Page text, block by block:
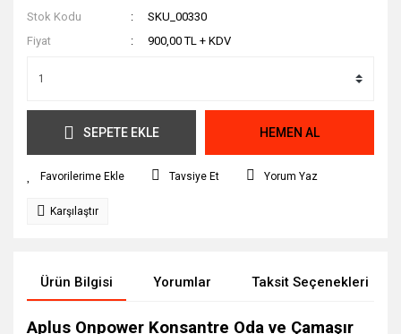
Stok Kodu
SKU_00330
Fiyat
900,00 TL + KDV
SEPETE EKLE HEMEN AL
Tavsiye Et Yorum Yaz
Karşılaştır
Ürün Bilgisi Yorumlar Taksit Seçenekleri
Aplus Onpower Konsantre Oda ve Çamaşır